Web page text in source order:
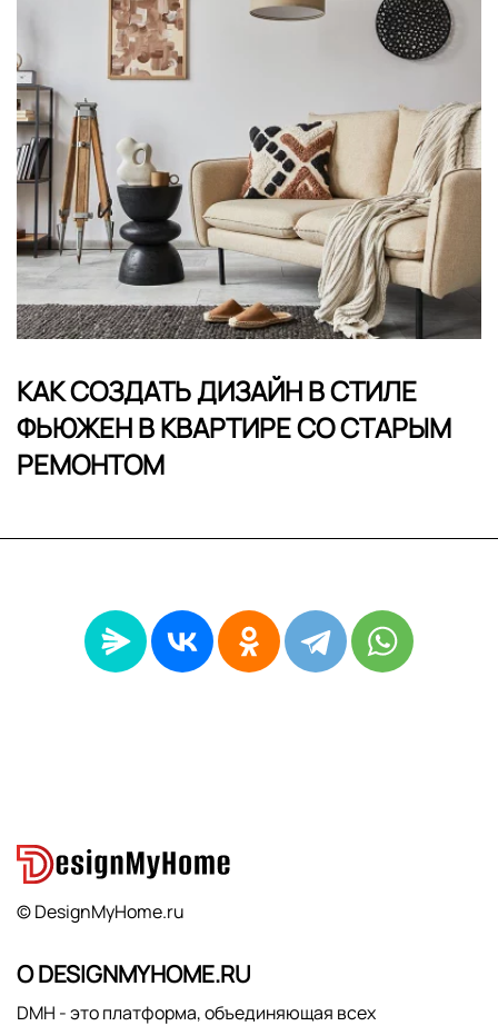
КАК СОЗДАТЬ ДИЗАЙН В СТИЛЕ
ФЬЮЖЕН В КВАРТИРЕ СО СТАРЫМ
РЕМОНТОМ
© DesignMyHome.ru
О DESIGNMYHOME.RU
DMH - это платформа, объединяющая всех